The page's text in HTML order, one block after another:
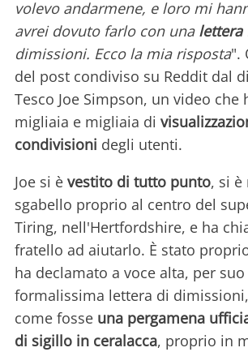
volevo andarmene, e loro mi
avrei dovuto farlo con una lettera
dimissioni. Ecco la mia risposta".
del post condiviso su Reddit dal
Tesco Joe Simpson, un video che
migliaia e migliaia di
condivisioni degli utenti.
Joe si è vestito di tutto punto, si è
sgabello proprio al centro del
Tiring, nell'Hertfordshire, e ha
fratello ad aiutarlo. È stato
ha declamato a voce alta, per
formalissima lettera di
come fosse una pergamena
di sigillo in ceralacca, proprio in